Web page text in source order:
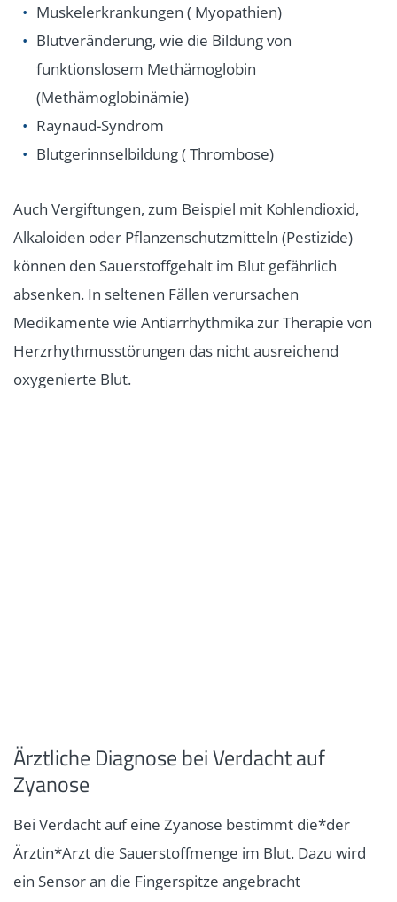
Muskelerkrankungen ( Myopathien)
Blutveränderung, wie die Bildung von
funktionslosem Methämoglobin
(Methämoglobinämie)
Raynaud-Syndrom
Blutgerinnselbildung ( Thrombose)
Auch Vergiftungen, zum Beispiel mit Kohlendioxid,
Alkaloiden oder Pflanzenschutzmitteln (Pestizide)
können den Sauerstoffgehalt im Blut gefährlich
absenken. In seltenen Fällen verursachen
Medikamente wie Antiarrhythmika zur Therapie von
Herzrhythmusstörungen das nicht ausreichend
oxygenierte Blut.
Ärztliche Diagnose bei Verdacht auf
Zyanose
Bei Verdacht auf eine Zyanose bestimmt die*der
Ärztin*Arzt die Sauerstoffmenge im Blut. Dazu wird
ein Sensor an die Fingerspitze angebracht